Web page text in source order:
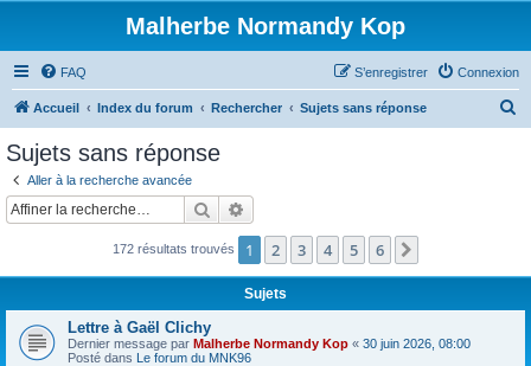
Malherbe Normandy Kop
FAQ Connexion
S’enregistrer
Accueil Index du forum Rechercher Sujets sans réponse
c
Sujets sans réponse
Aller à la recherche avancée
Rechercher
172 résultats trouvés 1 2 3 4 5 6
Sujets
Lettre à Gaël Clichy
Dernier message par Malherbe Normandy Kop « 30 juin 2026, 08:00
Posté dans Le forum du MNK96